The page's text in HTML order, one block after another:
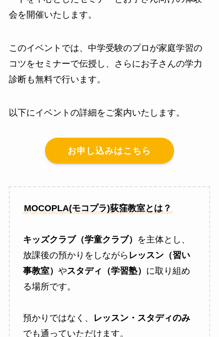
会を開催いたします。
このイベントでは、中学受験のプロが家庭学習の
コツをセミナーで伝授し、さらにお子さんの学力
診断も無料で行います。
以下にイベントの詳細をご案内いたします。
お申し込みはこちら
MOCOPLA(モコプラ)荻窪教室とは？
キッズクラブ（学童クラブ）
を主体とし、
放課後の預かりをしながら レッスン（習い
事教室） やスタディ（学習塾） に取り組め
る場所です。
預かりではなく、
レッスン・スタディのみ
でも通っていただけます。